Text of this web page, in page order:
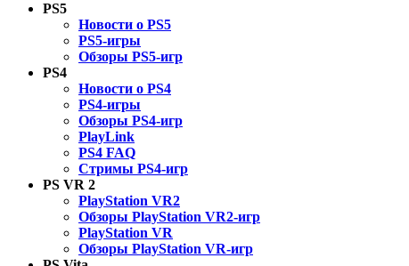
PS5
Новости о PS5
PS5-игры
Обзоры PS5-игр
PS4
Новости о PS4
PS4-игры
Обзоры PS4-игр
PlayLink
PS4 FAQ
Стримы PS4-игр
PS VR 2
PlayStation VR2
Обзоры PlayStation VR2-игр
PlayStation VR
Обзоры PlayStation VR-игр